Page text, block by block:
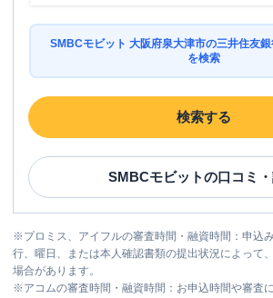
SMBCモビット 大阪府泉大津市の三井住友
を検索
検索する
SMBCモビットの口コミ・
※プロミス、アイフルの審査時間・融資時間：申込
行、曜日、または本人確認書類の提出状況によって
場合があります。
※アコムの審査時間・融資時間：お申込時間や審査